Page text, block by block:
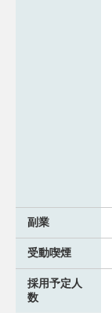
副業
受動喫煙
採用予定人
数